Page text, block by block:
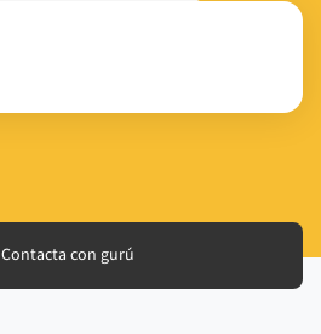
Contacta con gurú